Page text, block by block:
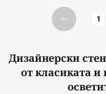
Предишна
1
Дизайнерски
от класиката и